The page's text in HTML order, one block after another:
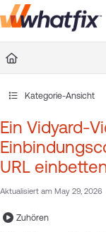
Fetch the
Kategorie-Ansicht
Ein Vidyard-
URL
Aktualisiert am May 29, 2026
Zuhören